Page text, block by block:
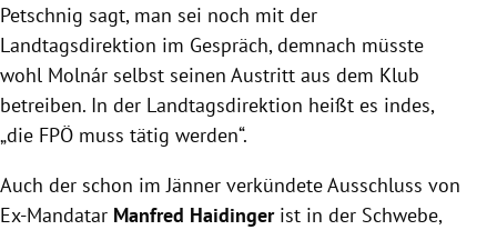
Petschnig sagt, man sei noch mit der
Landtagsdirektion im Gespräch, demnach müsste
wohl Molnár selbst seinen Austritt aus dem Klub
betreiben. In der Landtagsdirektion heißt es indes,
„die FPÖ muss tätig werden“.
Auch der schon im Jänner verkündete Ausschluss von
Ex-Mandatar Manfred Haidingerist in der Schwebe,